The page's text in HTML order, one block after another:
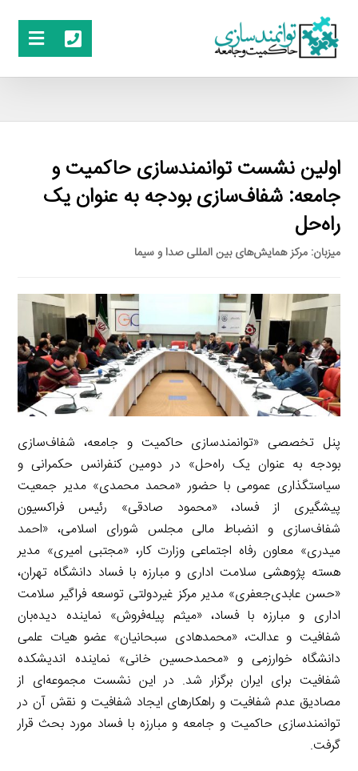
اولین نشست توانمندسازی حاکمیت و
جامعه: شفاف‌سازی بودجه به عنوان یک
راه‌حل
میزبان: مرکز همایش‌های بین المللی صدا و سیما
پنل تخصصی «توانمندسازی حاکمیت و جامعه، شفاف‌سازی
بودجه به عنوان یک راه‌حل» در دومین کنفرانس حکمرانی و
سیاستگذاری عمومی با حضور «محمد محمدی» مدیر جمعیت
پیشگیری از فساد، «محمود صادقی» رئیس فراکسیون
شفاف‌سازی و انضباط مالی مجلس شورای اسلامی، «احمد
میدری» معاون رفاه اجتماعی وزارت کار، «مجتبی امیری» مدیر
هسته پژوهشی سلامت اداری و مبارزه با فساد دانشگاه تهران،
«حسن عابدی‌جعفری» مدیر مرکز غیردولتی توسعه فراگیر سلامت
اداری و مبارزه با فساد، «میثم پیله‌فروش» نماینده دیده‌بان
شفافیت و عدالت، «محمد‌هادی سبحانیان» عضو هیات علمی
دانشگاه خوارزمی و «محمدحسین خانی» نماینده اندیشکده
شفافیت برای ایران برگزار شد. در این نشست مجموعه‌ای از
مصادیق عدم شفافیت و راهکارهای ایجاد شفافیت و نقش آن در
توانمندسازی حاکمیت و جامعه و مبارزه با فساد مورد بحث قرار
گرفت.